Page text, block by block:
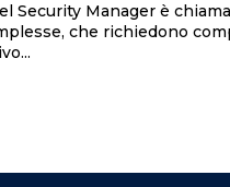
Security Manager è
che richiedono